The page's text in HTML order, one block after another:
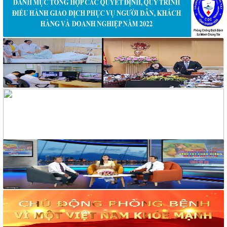
1380A/KSBT-TCHC
V/v mời chào giá thuê xe vận chuyển viên chức, người lao
động đi công tác các huyện, thị xã, thành phố tỉnh Khánh Hòa
320/BCH-HCKT
V/v Mời báo giá in banner trang trí cho hoạt động phòng,
chống tác hại của thuốc lá
319/BCH-HCKT
V/v Mời báo giá dịch vụ nước uống cho hoạt động truyền
2169/VHXH
V/v mời báo giá thuê âm thanh, ánh sáng, loa và micro tuyên
truyền hoạt động mít tinh Hưởng ứng Tuần lễ Quốc gia không
khói thuốc lá năm 2026
2182/VHXH
V/v mời báo giá dịch vụ In ấn tổ chức mít tinh Hưởng ứng
Tuần lễ Quốc gia không khói thuốc lá năm 2026